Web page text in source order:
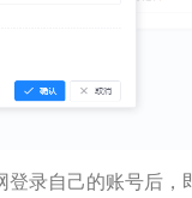
录自己的账号后，